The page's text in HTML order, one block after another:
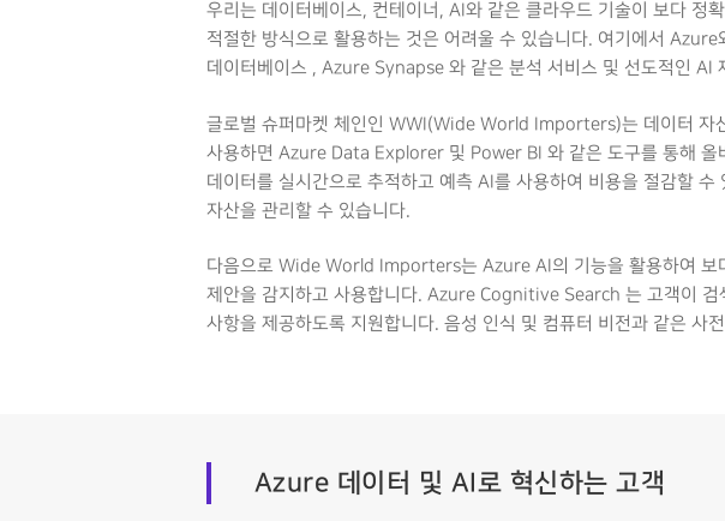
Hit enter to search or ESC to close
우리는 데이터베이스, 컨테이너, AI와 같은 클라우드 기술이 보다 정
적절한 방식으로 활용하는 것은 어려울 수 있습니다. 여기에서
데이터베이스 , Azure Synapse 와 같은 분석 서비스 및 선도적인 AI
글로벌 슈퍼마켓 체인인 WWI(Wide World Importers)는 데이터 자
사용하면 Azure Data Explorer 및 Power BI 와 같은 도구를 통해 올
데이터를 실시간으로 추적하고 예측 AI를 사용하여 비용을 절감할
자산을 관리할 수 있습니다.
다음으로 Wide World Importers는 Azure AI의 기능을 활용하여 보
제안을 감지하고 사용합니다. Azure Cognitive Search 는 고객이
사항을 제공하도록 지원합니다. 음성 인식 및 컴퓨터 비전과 같은 사
Azure 데이터 및 AI로 혁신하는 고객